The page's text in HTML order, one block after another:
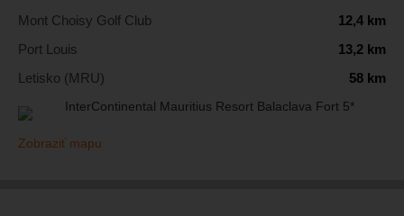
Mont Choisy Golf Club
12,4 km
Port Louis
13,2 km
Letisko (MRU)
58 km
Zobraziť mapu